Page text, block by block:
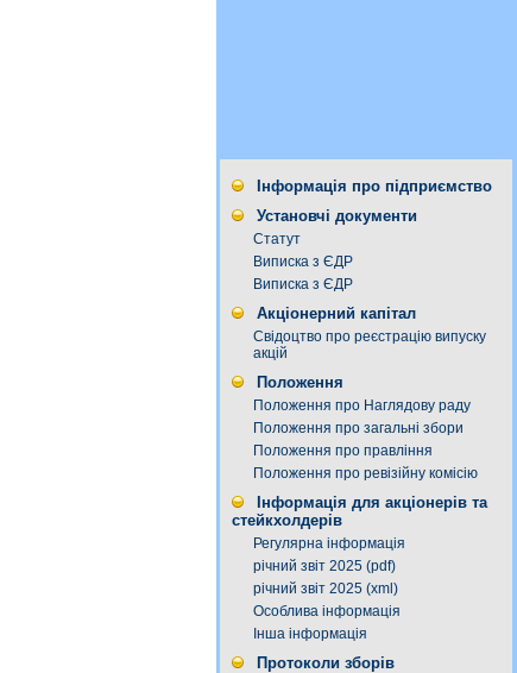
Інформація про підприємство
Установчі документи
Статут
Виписка з ЄДР
Виписка з ЄДР
Акціонерний капітал
Свідоцтво про реєстрацію випуску
акцій
Положення
Положення про Наглядову раду
Положення про загальні збори
Положення про правління
Положення про ревізійну комісію
Інформація для акціонерів та
стейкхолдерів
Регулярна інформація
річний звіт 2025 (pdf)
річний звіт 2025 (xml)
Особлива інформація
Інша інформація
Протоколи зборів